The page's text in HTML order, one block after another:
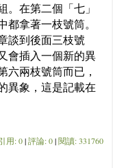
在第二個「七」
拿著一枝號筒。
談到後面三枝號
會插入一個新的異
六兩枝號筒而已，
異象，這是記載在
用: 0|評論: 0|閱讀: 331760